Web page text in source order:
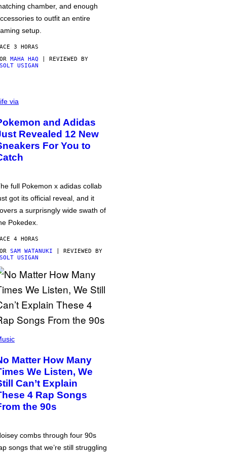
chamber, and enough
to outfit an entire
setup.
3 HORAS
MAHA HAQ | REVIEWED BY
USIGAN
via
and Adidas
Revealed 12 New
For You to
full Pokemon x adidas collab
got its official reveal, and it
a surprisngly wide swath of
Pokedex.
4 HORAS
SAM WATANUKI | REVIEWED BY
USIGAN
Matter How Many
We Listen, We
Can’t Explain
4 Rap Songs
the 90s
combs through four 90s
songs that we’re still struggling